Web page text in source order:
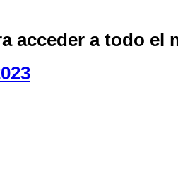
acceder a todo el